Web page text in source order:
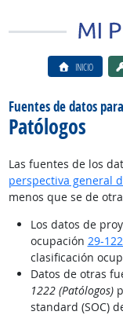
INICIO
Fuentes de datos para
Patólogos
Las fuentes de los
perspectiva general
menos que se de
Los datos de
ocupación 29-
clasificación
Datos de otras
1222 (Patólogos)
standard (SOC)